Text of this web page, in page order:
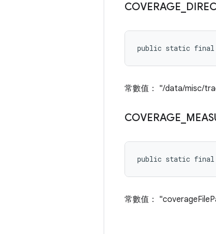
COVERAGE
public static final
常數值： "/data/misc/
COVERAGE
public static final
常數值：